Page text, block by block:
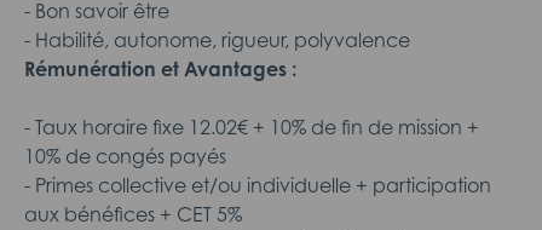
- Bon savoir être
- Habilité, autonome, rigueur, polyvalence
Rémunération et Avantages :
- Taux horaire fixe 12.02€ + 10% de fin de mission +
10% de congés payés
- Primes collective et/ou individuelle + participation
aux bénéfices + CET 5%